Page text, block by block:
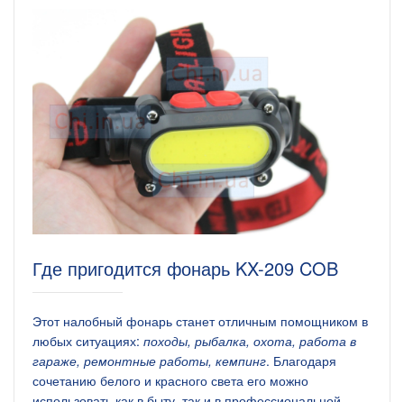
Где пригодится фонарь KX-209 COB
Этот налобный фонарь станет отличным помощником в
любых ситуациях: походы, рыбалка, охота, работа в
гараже, ремонтные работы, кемпинг. Благодаря
сочетанию белого и красного света его можно